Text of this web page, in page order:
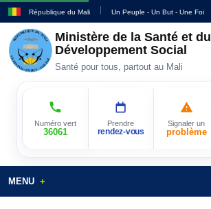
République du Mali Un Peuple - Un But - Une Foi
Ministère de la Santé et du
Développement Social
Santé pour tous, partout au Mali
Numéro vert
36061
Prendre
rendez-vous
Signaler un
problème
MENU